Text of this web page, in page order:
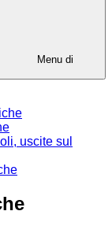
Menu di
uscite sul